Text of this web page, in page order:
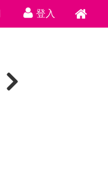
登入